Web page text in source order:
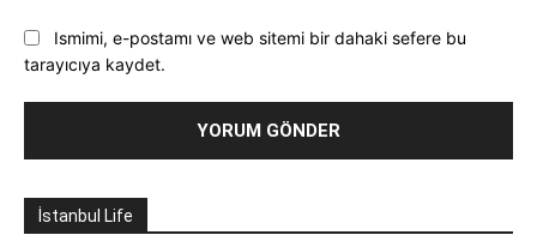
Ismimi, e-postamı ve web sitemi bir dahaki sefere bu
tarayıcıya kaydet.
İstanbul Life